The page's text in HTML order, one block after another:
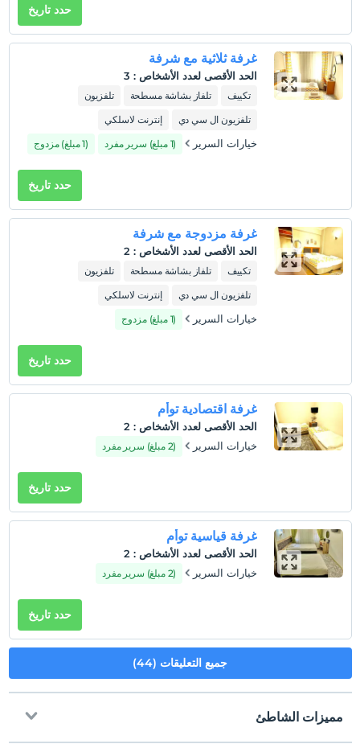
حدد تاريخ
غرفة ثلاثية مع شرفة
الحد الأقصى لعدد الأشخاص :
3
تكييف تلفاز بشاشة مسطحة
تلفزيون
تلفزيون ال سي دي
إنترنت لاسلكي
خيارات السرير (1 مبلغ) سرير مفرد (1 مبلغ) مزدوج
حدد تاريخ
غرفة مزدوجة مع شرفة
الحد الأقصى لعدد الأشخاص :
2
تكييف تلفاز بشاشة مسطحة
تلفزيون
تلفزيون ال سي دي
إنترنت لاسلكي
خيارات السرير (1 مبلغ) مزدوج
حدد تاريخ
غرفة اقتصادية توأم
الحد الأقصى لعدد الأشخاص :
2
خيارات السرير
(2 مبلغ) سرير مفرد
حدد تاريخ
غرفة قياسية توأم
الحد الأقصى لعدد الأشخاص :
2
خيارات السرير
(2 مبلغ) سرير مفرد
حدد تاريخ
جميع التعليقات (44)
مميزات الشاطئ